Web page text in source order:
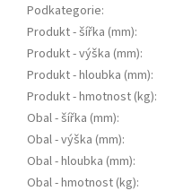
Podkategorie:
Produkt - šířka (mm):
Produkt - výška (mm):
Produkt - hloubka (mm):
Produkt - hmotnost (kg):
Obal - šířka (mm):
Obal - výška (mm):
Obal - hloubka (mm):
Obal - hmotnost (kg):